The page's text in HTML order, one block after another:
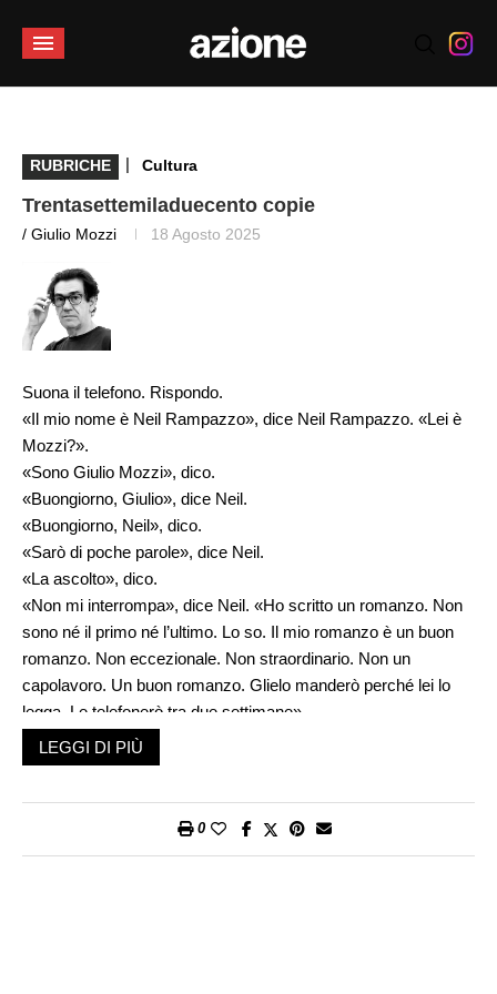
RUBRICHE | Cultura
Trentasettemiladuecento copie
/ Giulio Mozzi 18 Agosto 2025
Suona il telefono. Rispondo.
«Il mio nome è Neil Rampazzo», dice Neil Rampazzo. «Lei è
Mozzi?».
«Sono Giulio Mozzi», dico.
«Buongiorno, Giulio», dice Neil.
«Buongiorno, Neil», dico.
«Sarò di poche parole», dice Neil.
«La ascolto», dico.
«Non mi interrompa», dice Neil. «Ho scritto un romanzo. Non
sono né il primo né l’ultimo. Lo so. Il mio romanzo è un buon
romanzo. Non eccezionale. Non straordinario. Non un
capolavoro. Un buon romanzo. Glielo manderò perché lei lo
legga. Le telefonerò tra due settimane».
«Si dice “per piacere”», dico.
«Eh?», dice Neil.
un “per piacere”, nella sua richiesta, ci stava tutto».
LEGGI DI PIÙ
0